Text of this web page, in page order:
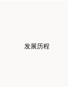
发展历程